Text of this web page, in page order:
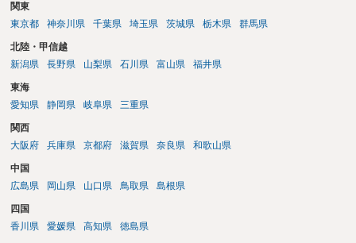
関東
東京都
神奈川県 千葉県 埼玉県 茨城県 栃木県 群馬県
北陸・甲信越
新潟県
長野県 山梨県 石川県 富山県 福井県
東海
愛知県
静岡県 岐阜県 三重県
関西
大阪府
兵庫県 京都府 滋賀県 奈良県 和歌山県
中国
広島県
岡山県 山口県 鳥取県 島根県
四国
香川県
愛媛県 高知県 徳島県